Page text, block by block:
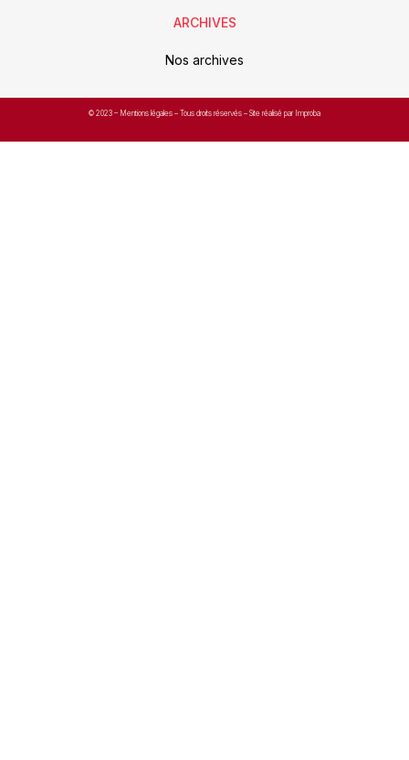
ARCHIVES
Nos archives
© 2023 – Mentions légales – Tous droits réservés – Site réalisé par Improba